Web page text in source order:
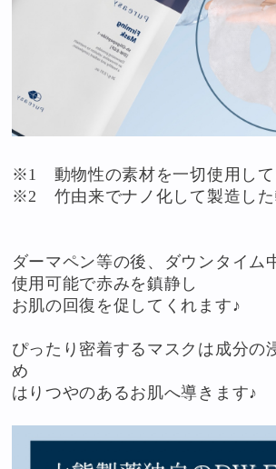
※1 動物性の素材を一切使用して
※2 竹由来でナノ化して製造した
ダーマペン等の後、ダウンタイム
使用可能で赤みを鎮静し
お肌の回復を促してくれます♪
ぴったり密着するマスクは成分の
め
はりつやのあるお肌へ導きます♪